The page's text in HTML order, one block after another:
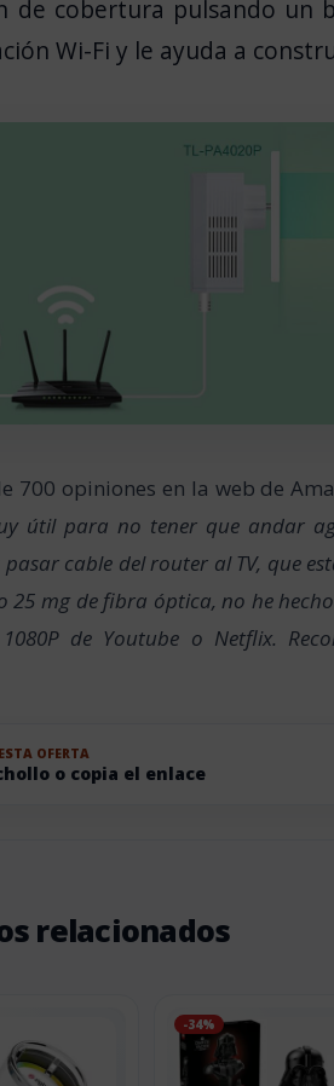
de cobertura pulsando un
Wi-Fi y le ayuda a
700 opiniones en la web de
útil para no tener que andar
pasar cable del router al TV, que
25 mg de fibra óptica, no he
de Youtube o Netflix.
OFERTA
o copia el enlace
relacionados
-34%